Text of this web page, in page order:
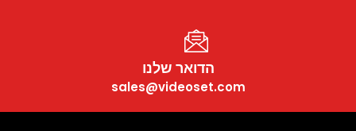
הדואר שלנו
sales@videoset.com